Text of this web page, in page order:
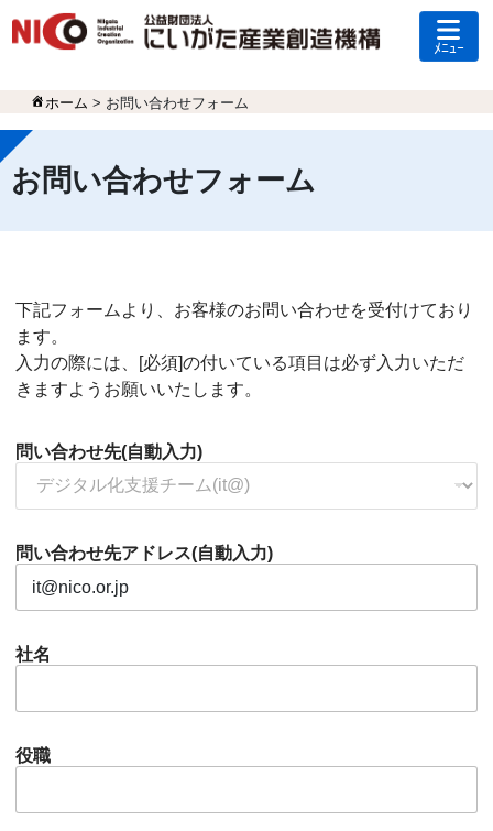
ﾒﾆｭｰ
ホーム > お問い合わせフォーム
お問い合わせフォーム
下記フォームより、お客様のお問い合わせを受付けており
ます。
入力の際には、[必須]の付いている項目は必ず入力いただ
きますようお願いいたします。
問い合わせ先(自動入力)
問い合わせ先アドレス(自動入力)
社名
役職